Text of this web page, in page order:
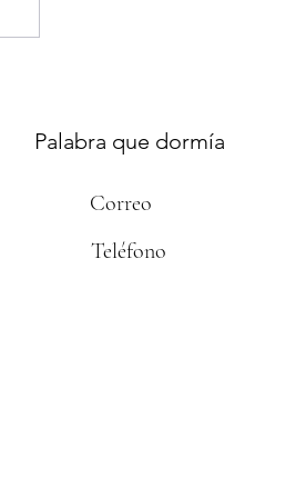
Palabra que dormía
Correo
Teléfono